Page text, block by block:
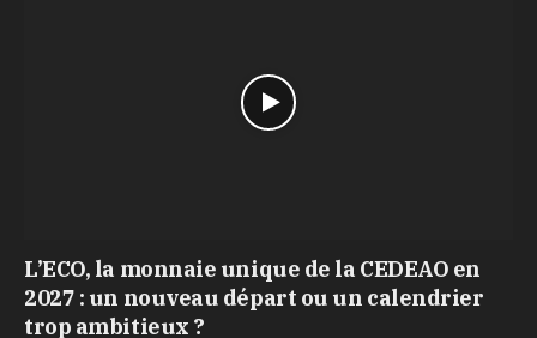
L’ECO, la monnaie unique de la CEDEAO en
2027 : un nouveau départ ou un calendrier
trop ambitieux ?